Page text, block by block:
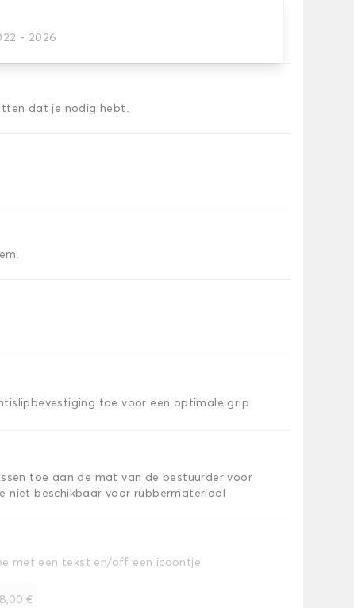
- 2026
dat je nodig hebt.
toe voor een optimale grip
toe aan de mat van de bestuurder voor
niet beschikbaar voor rubbermateriaal
met een tekst en/off een icoontje
8,00 €